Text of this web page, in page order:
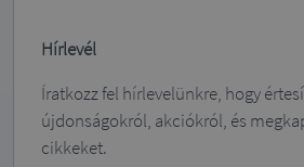
Hírlevél
Íratkozz fel hírlevelünkre, hogy
újdonságokról, akciókról, és
cikkeket.